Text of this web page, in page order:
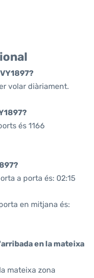
volar diàriament.
és 1166
a porta és: 02:15
en mitjana és:
en la mateixa
mateixa zona